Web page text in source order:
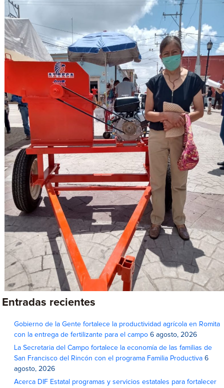
Entradas recientes
Gobierno de la Gente fortalece la productividad agrícola en Romita
con la entrega de fertilizante para el campo 6 agosto, 2026
La Secretaria del Campo fortalece la economía de las familias de
San Francisco del Rincón con el programa Familia Productiva 6
agosto, 2026
Acerca DIF Estatal programas y servicios estatales para fortalecer